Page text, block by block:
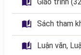
Sách tham
Luận văn,